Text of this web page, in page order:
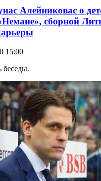
Алейниковас о
сборной
15:00
беседы.